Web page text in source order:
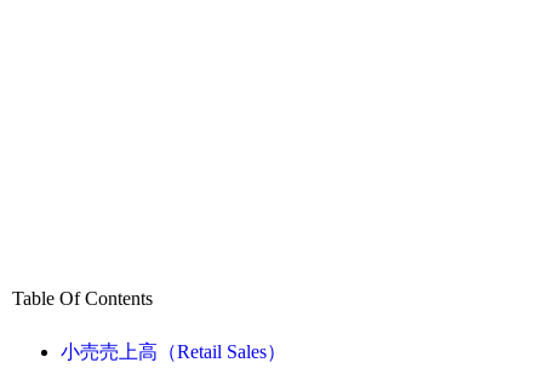
Table Of Contents
小売売上高（Retail Sales）